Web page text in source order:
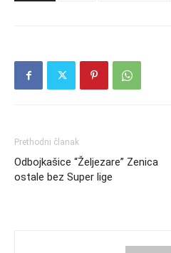
Prethodni članak
Odbojkašice “Željezare” Zenica
ostale bez Super lige